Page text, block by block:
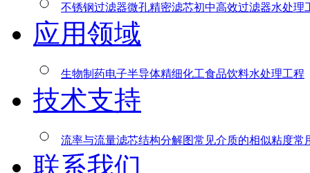
不锈钢过滤器微孔精密滤芯初中高效过滤器水处理
应用领域
生物制药电子半导体精细化工食品饮料水处理工程
技术支持
流率与流量滤芯结构分解图常见介质的相似粘度常
联系我们